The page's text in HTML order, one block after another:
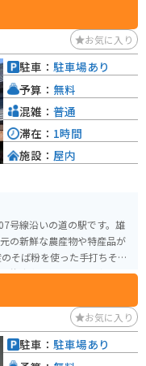
備が整っていますが、岩手
が見え、キャンプファイヤ
特設フリーサイトは、車の
交流村内の施設から近い
ス、トイレ、ガス、ガスコン
お気に入り
号線沿いの道の駅です。雄
の新鮮な農産物や特産品が
伏流水を使用した豆腐や、
です。バイクで訪れた際に
山へのツーリングの拠点と
ます。自然と歴史、そして
光にぜひ立ち寄りたいスポッ
駐車： 駐車場あり
予算： 無料
混雑： 普通
滞在： 1時間
施設： 屋内
お気に入り
駐車： 駐車場あり